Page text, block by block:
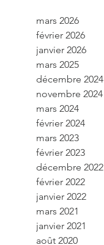
mars 2026
février 2026
janvier 2026
mars 2025
décembre 2024
novembre 2024
mars 2024
février 2024
mars 2023
février 2023
décembre 2022
février 2022
janvier 2022
mars 2021
janvier 2021
août 2020